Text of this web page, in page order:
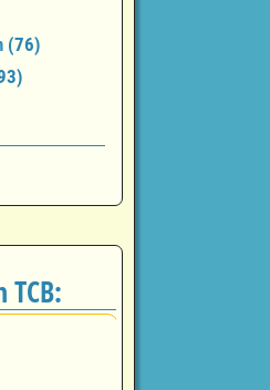
(76)